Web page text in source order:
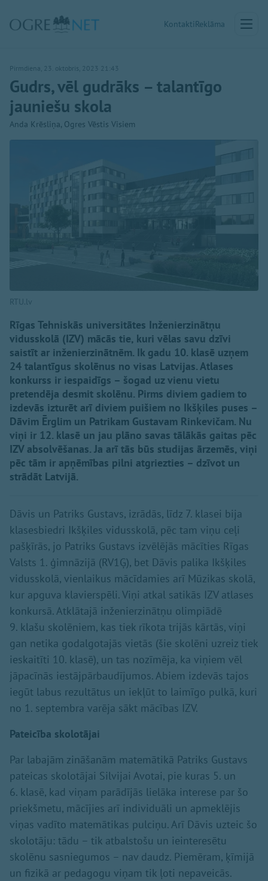
KontaktiReklāma
Pirmdiena, 23. oktobris, 2023 21:43
Gudrs, vēl gudrāks – talantīgo
jauniešu skola
Anda Krēsliņa, Ogres Vēstis Visiem
RTU.lv
Rīgas Tehniskās universitātes Inženierzinātņu
vidusskolā (IZV) mācās tie, kuri vēlas savu dzīvi
saistīt ar inženierzinātnēm. Ik gadu 10. klasē uzņem
24 talantīgus skolēnus no visas Latvijas. Atlases
konkurss ir iespaidīgs – šogad uz vienu vietu
pretendēja desmit skolēnu. Pirms diviem gadiem to
izdevās izturēt arī diviem puišiem no Ikšķiles puses –
Dāvim Ērglim un Patrikam Gustavam Rinkevičam. Nu
viņi ir 12. klasē un jau plāno savas tālākās gaitas pēc
IZV absolvēšanas. Ja arī tās būs studijas ārzemēs, viņi
pēc tām ir apņēmības pilni atgriezties – dzīvot un
strādāt Latvijā.
Dāvis un Patriks Gustavs, izrādās, līdz 7. klasei bija
klasesbiedri Ikšķiles vidusskolā, pēc tam viņu ceļi
pašķīrās, jo Patriks Gustavs izvēlējās mācīties Rīgas
Valsts 1. ģimnāzijā (RV1Ģ), bet Dāvis palika Ikšķiles
vidusskolā, vienlaikus mācīdamies arī Mūzikas skolā,
kur apguva klavierspēli. Viņi atkal satikās IZV atlases
konkursā. Atklātajā inženierzinātņu olimpiādē
9. klašu skolēniem, kas tiek rīkota trijās kārtās, viņi
gan netika godalgotajās vietās (šie skolēni uzreiz tiek
ieskaitīti 10. klasē), un tas nozīmēja, ka viņiem vēl
jāpacīnās iestājpārbaudījumos. Abiem izdevās tajos
iegūt labus rezultātus un iekļūt to laimīgo pulkā, kuri
no 1. septembra varēja sākt mācības IZV.
Pateicība skolotājai
Par labajām zināšanām matemātikā Patriks Gustavs
pateicas skolotājai Silvijai Avotai, pie kuras 5. un
6. klasē, kad viņam parādījās lielāka interese par šo
priekšmetu, mācījies arī individuāli un apmeklējis
viņas vadīto matemātikas pulciņu. Arī Dāvis uzteic šo
skolotāju: tādu – tik atbalstošu un ieinteresētu
skolēnu sasniegumos – nav daudz. Piemēram, ķīmijā
un fizikā ar pedagogu viņam tik ļoti nepaveicās.